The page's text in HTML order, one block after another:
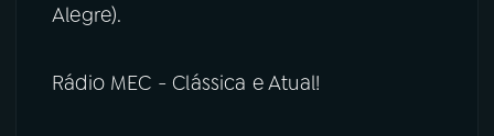
Alegre).
Rádio MEC - Clássica e Atual!